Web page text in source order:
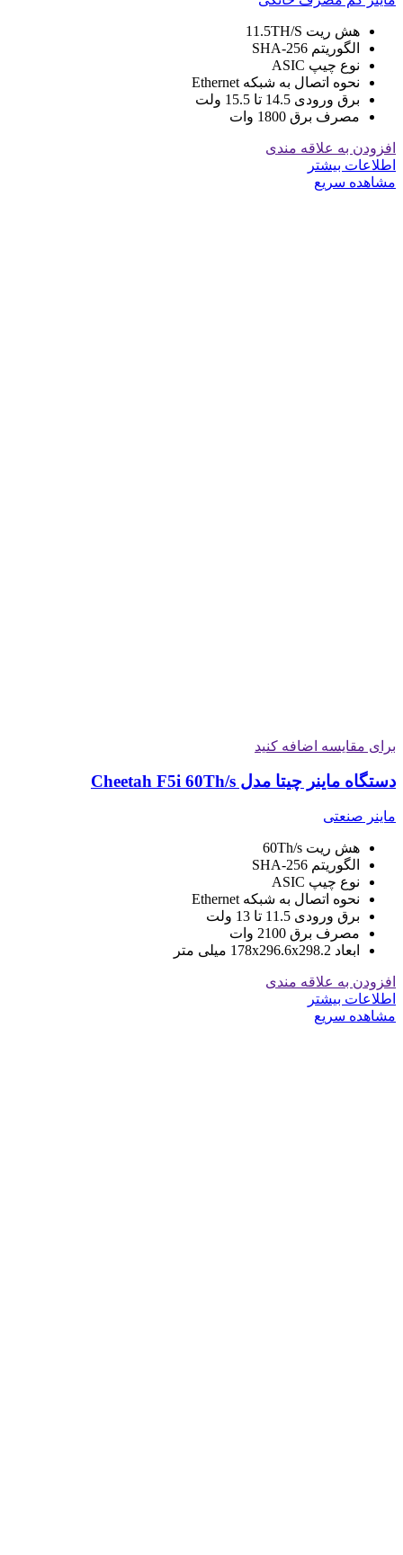
هش ریت 11.5TH/S
الگوریتم SHA-256
نوع چیپ ASIC
نحوه اتصال به شبکه Ethernet
برق ورودی 14.5 تا 15.5 ولت
مصرف برق 1800 وات
افزودن به علاقه مندی
اطلاعات بیشتر
مشاهده سریع
برای مقایسه اضافه کنید
دستگاه ماینر چیتا مدل Cheetah F5i 60Th/s
ماینر صنعتی
هش ریت 60Th/s
الگوریتم SHA-256
نوع چیپ ASIC
نحوه اتصال به شبکه Ethernet
برق ورودی 11.5 تا 13 ولت
مصرف برق 2100 وات
ابعاد 178x296.6x298.2 میلی متر
افزودن به علاقه مندی
اطلاعات بیشتر
مشاهده سریع